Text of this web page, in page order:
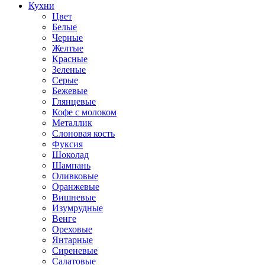
Кухни
Цвет
Белые
Черные
Желтые
Красные
Зеленые
Серые
Бежевые
Глянцевые
Кофе с молоком
Металлик
Слоновая кость
Фуксия
Шоколад
Шампань
Оливковые
Оранжевые
Вишневые
Изумрудные
Венге
Ореховые
Янтарные
Сиреневые
Салатовые